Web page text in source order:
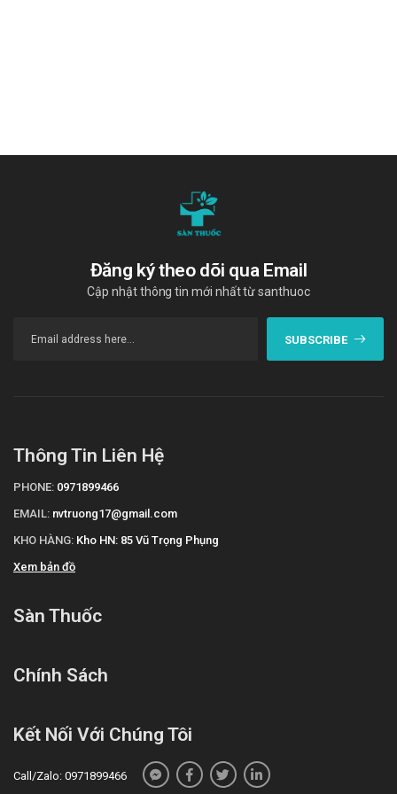
thuốc. Chúng tôi cam kết cung cấp các sản phẩm chính hãng, với
https://drugbank.vn/
Đăng ký theo dõi qua Email
Cập nhật thông tin mới nhất từ santhuoc
SUBSCRIBE
Thông Tin Liên Hệ
PHONE: 0971899466
EMAIL: nvtruong17@gmail.com
KHO HÀNG: Kho HN: 85 Vũ Trọng Phụng
Xem bản đồ
Sàn Thuốc
Chính Sách
Kết Nối Với Chúng Tôi
Call/Zalo: 0971899466